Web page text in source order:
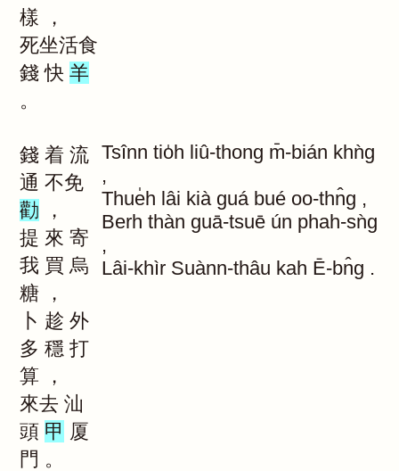
樣
，
死坐活食
錢 快 羊
。
錢 着 流
通 不免
勸
，
提 來 寄
我 買 烏
糖
，
卜 趁 外
多 穩 打
算
，
來去 汕
頭 甲 厦
門 。
Tsînn tio̍h liû-thong m̄-bián khǹg
,
Thue̍h lâi kià guá bué oo-thn̂g ,
Berh thàn guā-tsuē ún phah-sǹg
,
Lâi-khìr Suànn-thâu kah Ē-bn̂g .